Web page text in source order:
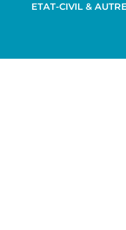
ETAT-CIVIL &